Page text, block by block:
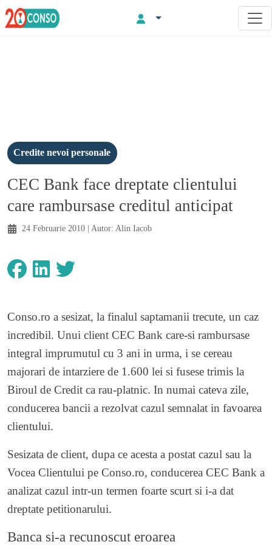
Credite nevoi personale
CEC Bank face dreptate clientului
care rambursase creditul anticipat
24 Februarie 2010 | Autor: Alin Iacob
Conso.ro a sesizat, la finalul saptamanii trecute, un caz
incredibil. Unui client CEC Bank care-si rambursase
integral imprumutul cu 3 ani in urma, i se cereau
majorari de intarziere de 1.600 lei si fusese trimis la
Biroul de Credit ca rau-platnic. In numai cateva zile,
conducerea bancii a rezolvat cazul semnalat in favoarea
clientului.
Sesizata de client, dupa ce acesta a postat cazul sau la
Vocea Clientului pe Conso.ro, conducerea CEC Bank a
analizat cazul intr-un termen foarte scurt si i-a dat
dreptate petitionarului.
Banca si-a recunoscut eroarea